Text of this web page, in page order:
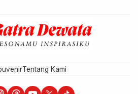
Tentang Kami